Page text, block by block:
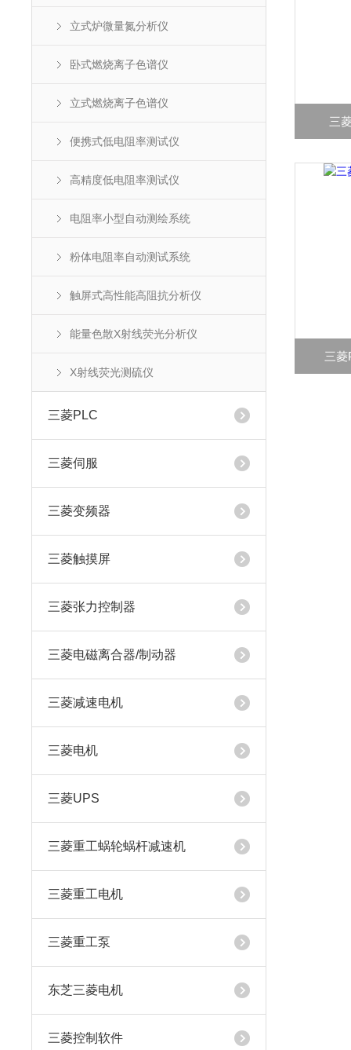
立式炉微量氮分析仪
卧式燃烧离子色谱仪
立式燃烧离子色谱仪
便携式低电阻率测试仪
高精度低电阻率测试仪
电阻率小型自动测绘系统
粉体电阻率自动测试系统
触屏式高性能高阻抗分析仪
能量色散X射线荧光分析仪
X射线荧光测硫仪‌
三菱PLC
三菱伺服
三菱变频器
三菱触摸屏
三菱张力控制器
三菱电磁离合器/制动器
三菱减速电机
三菱电机
三菱UPS
三菱重工蜗轮蜗杆减速机
三菱重工电机
三菱重工泵
东芝三菱电机
三菱控制软件
三
三